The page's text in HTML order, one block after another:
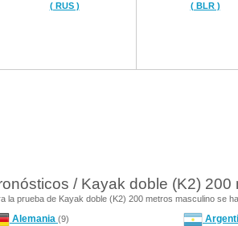
( RUS )
( BLR )
/ Kayak doble (K2) 200
la prueba de Kayak doble (K2) 200 metros masculino se
Alemania (9)